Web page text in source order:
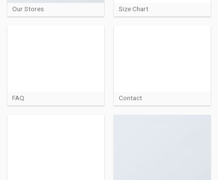
Our Stores Size Chart
FAQ Contact